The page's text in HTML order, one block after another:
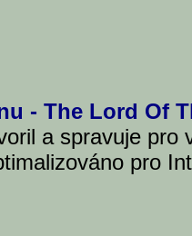
- The Lord Of
a spravuje pro
pro